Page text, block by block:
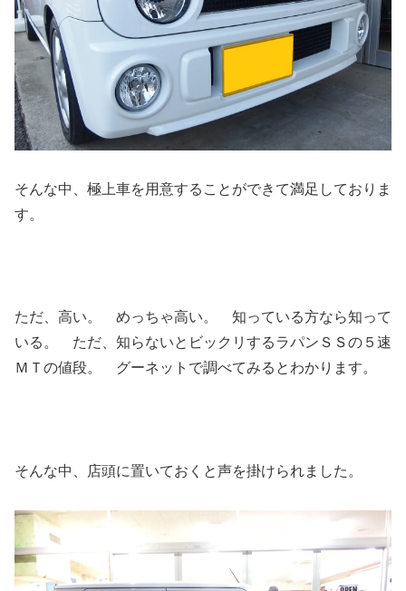
そんな中、極上車を用意することができて満足しておりま
す。
ただ、高い。 めっちゃ高い。 知っている方なら知って
いる。 ただ、知らないとビックリするラパンＳＳの５速
ＭＴの値段。 グーネットで調べてみるとわかります。
そんな中、店頭に置いておくと声を掛けられました。